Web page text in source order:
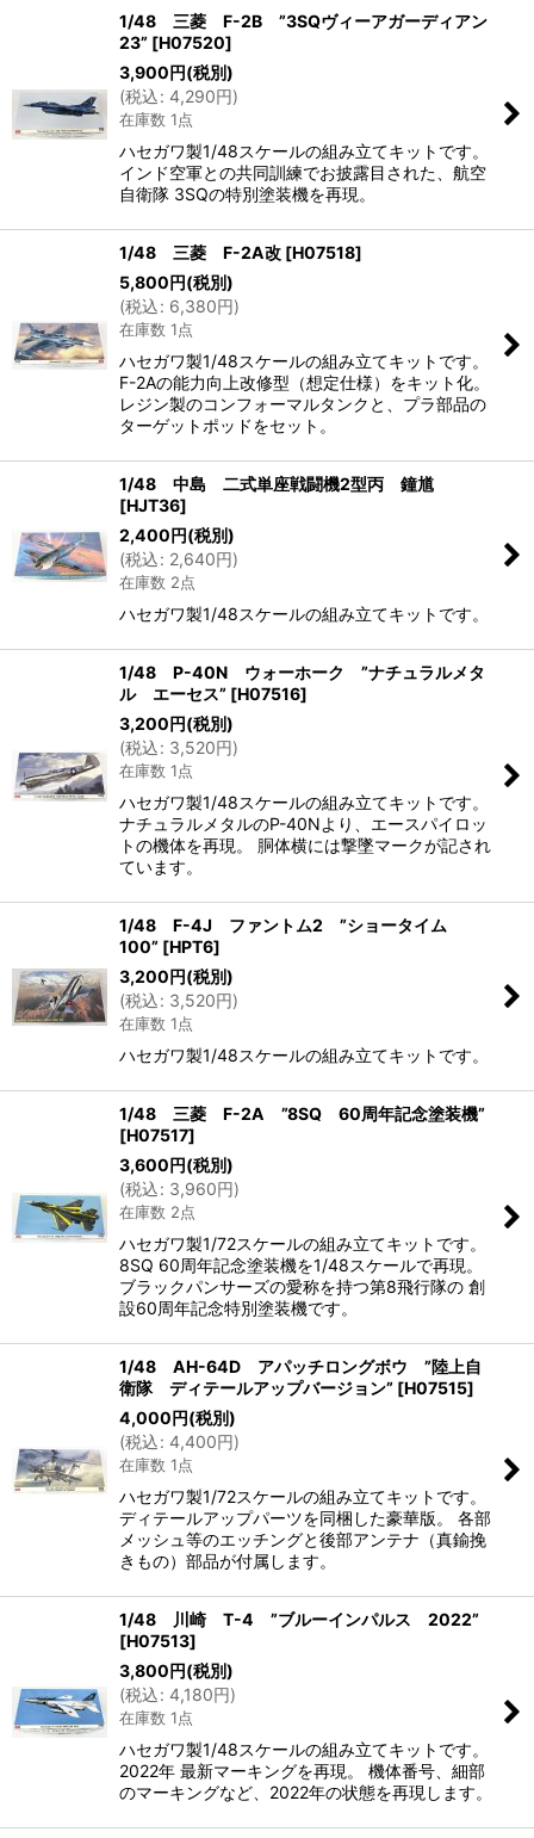
1/48 三菱 F-2B ”3SQヴィーアガーディアン
23” [H07520]
3,900円(税別)
(税込: 4,290円)
在庫数 1点
ハセガワ製1/48スケールの組み立てキットです。
インド空軍との共同訓練でお披露目された、航空
自衛隊 3SQの特別塗装機を再現。
1/48 三菱 F-2A改 [H07518]
5,800円(税別)
(税込: 6,380円)
在庫数 1点
ハセガワ製1/48スケールの組み立てキットです。
F-2Aの能力向上改修型（想定仕様）をキット化。
レジン製のコンフォーマルタンクと、プラ部品の
ターゲットポッドをセット。
1/48 中島 二式単座戦闘機2型丙 鐘馗
[HJT36]
2,400円(税別)
(税込: 2,640円)
在庫数 2点
ハセガワ製1/48スケールの組み立てキットです。
1/48 P-40N ウォーホーク ”ナチュラルメタ
ル エーセス” [H07516]
3,200円(税別)
(税込: 3,520円)
在庫数 1点
ハセガワ製1/48スケールの組み立てキットです。
ナチュラルメタルのP-40Nより、エースパイロッ
トの機体を再現。 胴体横には撃墜マークが記され
ています。
1/48 F-4J ファントム2 ”ショータイム
100” [HPT6]
3,200円(税別)
(税込: 3,520円)
在庫数 1点
ハセガワ製1/48スケールの組み立てキットです。
1/48 三菱 F-2A ”8SQ 60周年記念塗装機”
[H07517]
3,600円(税別)
(税込: 3,960円)
在庫数 2点
ハセガワ製1/72スケールの組み立てキットです。
8SQ 60周年記念塗装機を1/48スケールで再現。
ブラックパンサーズの愛称を持つ第8飛行隊の 創
設60周年記念特別塗装機です。
1/48 AH-64D アパッチロングボウ ”陸上自
衛隊 ディテールアップバージョン” [H07515]
4,000円(税別)
(税込: 4,400円)
在庫数 1点
ハセガワ製1/72スケールの組み立てキットです。
ディテールアップパーツを同梱した豪華版。 各部
メッシュ等のエッチングと後部アンテナ（真鍮挽
きもの）部品が付属します。
1/48 川崎 T-4 ”ブルーインパルス 2022”
[H07513]
3,800円(税別)
(税込: 4,180円)
在庫数 1点
ハセガワ製1/48スケールの組み立てキットです。
2022年 最新マーキングを再現。 機体番号、細部
のマーキングなど、2022年の状態を再現します。